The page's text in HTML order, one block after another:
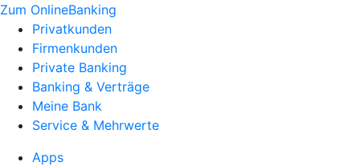
Zum OnlineBanking
Privatkunden
Firmenkunden
Private Banking
Banking & Verträge
Meine Bank
Service & Mehrwerte
Apps